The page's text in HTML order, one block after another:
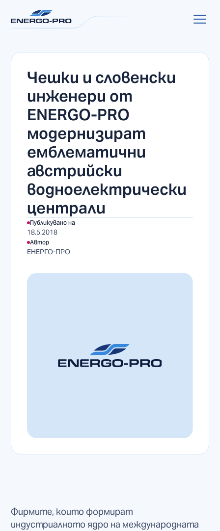
Чешки и словенски
инженери от
ENERGO-PRO
модернизират
емблематични
австрийски
водноелектрически
централи
Публикувано на
18.5.2018
Автор
ЕНЕРГО-ПРО
Фирмите, които формират
индустриалното ядро на международната